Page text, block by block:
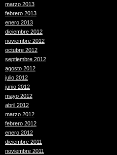
marzo 2013
febrero 2013
enero 2013
diciembre 2012
noviembre 2012
octubre 2012
septiembre 2012
agosto 2012
julio 2012
junio 2012
mayo 2012
abril 2012
marzo 2012
febrero 2012
enero 2012
diciembre 2011
noviembre 2011